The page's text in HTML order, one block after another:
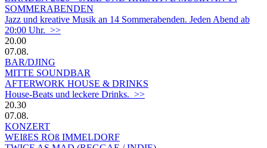
SOMMERABENDEN
Jazz und kreative Musik an 14 Sommerabenden. Jeden Abend ab
20:00 Uhr. >>
20.00
07.08.
BAR/DJING
MITTE SOUNDBAR
AFTERWORK HOUSE & DRINKS
House-Beats und leckere Drinks. >>
20.30
07.08.
KONZERT
WEIßES ROß IMMELDORF